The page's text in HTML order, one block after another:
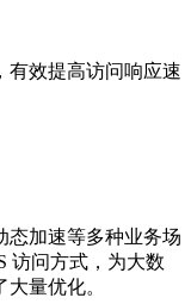
有效提高访问响应速
态加速等多种业务场
访问方式，为大数
量优化。